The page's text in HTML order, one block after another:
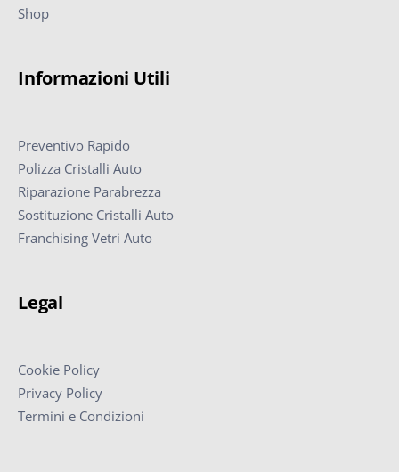
Shop
Informazioni Utili
Preventivo Rapido
Polizza Cristalli Auto
Riparazione Parabrezza
Sostituzione Cristalli Auto
Franchising Vetri Auto
Legal
Cookie Policy
Privacy Policy
Termini e Condizioni